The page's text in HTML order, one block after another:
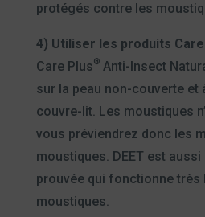
protégés contre les
4) Utiliser les produits
Care Plus®Anti-Insect
sur la peau non-couverte et
couvre-lit. Les moustiques
vous préviendrez donc les
moustiques. DEET est
prouvée qui fonctionne très
moustiques.